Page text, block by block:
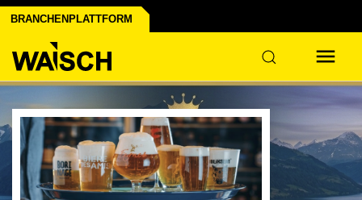
BRANCHENPLATTFORM